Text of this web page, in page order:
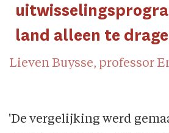
land alleen te
Lieven Buysse, professor
'De vergelijking werd